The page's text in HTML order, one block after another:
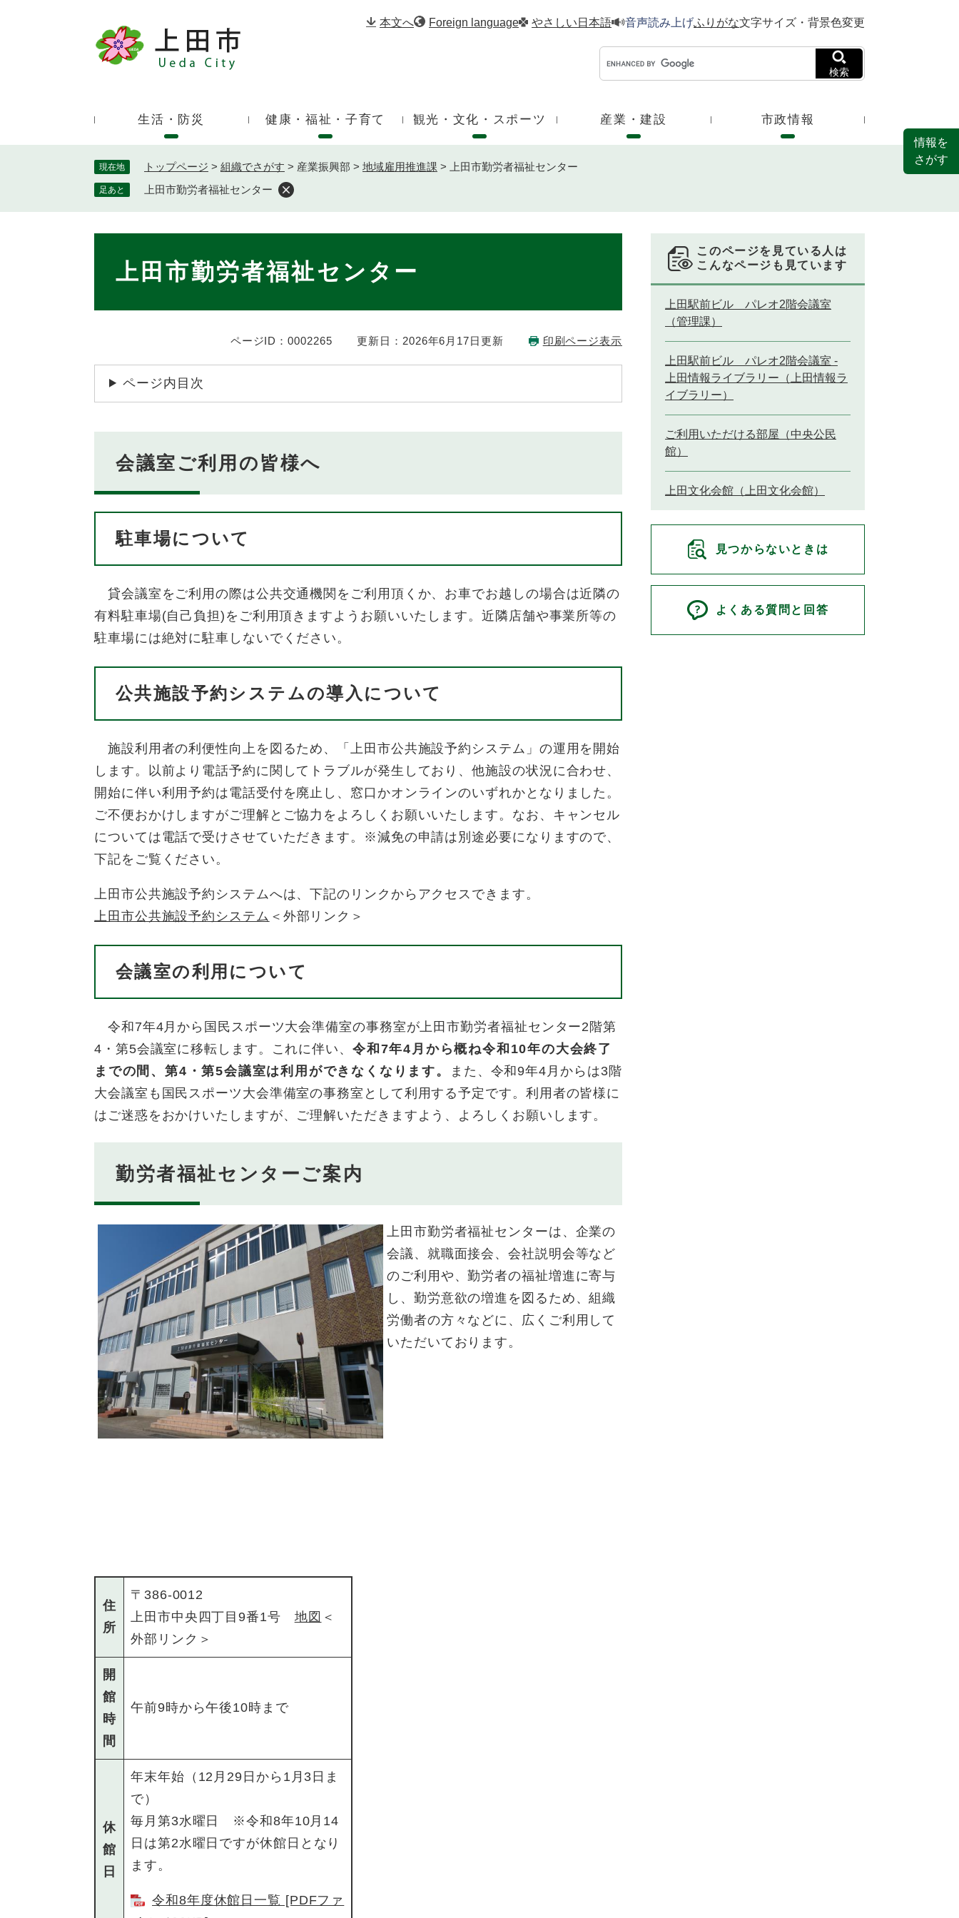
。
本文へ Foreign language やさしい日本語 音声読み上げふりがな文字サイズ・背景色変更
ド
検索
生活・防災 健康・福祉・子育て 観光・文化・スポーツ 産業・建設 市政情報
現在地 トップページ > 組織でさがす > 産業振興部 > 地域雇用推進課 > 上田市勤労者福祉センター
足あと 上田市勤労者福祉センター
上田市勤労者福祉センター
ページID：0002265 更新日：2026年6月17日更新 印刷ページ表示
ページ内目次
会議室ご利用の皆様へ
駐車場について
貸会議室をご利用の際は公共交通機関をご利用頂くか、お車でお越しの場合は近隣の
有料駐車場(自己負担)をご利用頂きますようお願いいたします。近隣店舗や事業所等の
駐車場には絶対に駐車しないでください。
公共施設予約システムの導入について
施設利用者の利便性向上を図るため、「上田市公共施設予約システム」の運用を開始
します。以前より電話予約に関してトラブルが発生しており、他施設の状況に合わせ、
開始に伴い利用予約は電話受付を廃止し、窓口かオンラインのいずれかとなりました。
ご不便おかけしますがご理解とご協力をよろしくお願いいたします。なお、キャンセル
については電話で受けさせていただきます。※減免の申請は別途必要になりますので、
下記をご覧ください。
上田市公共施設予約システムへは、下記のリンクからアクセスできます。
上田市公共施設予約システム ＜外部リンク＞
会議室の利用について
令和7年4月から国民スポーツ大会準備室の事務室が上田市勤労者福祉センター2階第
4・第5会議室に移転します。これに伴い、 令和7年4月から概ね令和10年の大会終了
までの間、第4・第5会議室は利用ができなくなります。
また、令和9年4月からは3階
大会議室も国民スポーツ大会準備室の事務室として利用する予定です。利用者の皆様に
はご迷惑をおかけいたしますが、ご理解いただきますよう、よろしくお願いします。
勤労者福祉センターご案内
上田市勤労者福祉センターは、企業の
会議、就職面接会、会社説明会等など
のご利用や、勤労者の福祉増進に寄与
し、勤労意欲の増進を図るため、組織
労働者の方々などに、広くご利用して
いただいております。
住
所
〒386-0012
上田市中央四丁目9番1号 地図 ＜
外部リンク＞
開
館
時
間
午前9時から午後10時まで
休
館
日
年末年始（12月29日から1月3日ま
で）
毎月第3水曜日 ※令和8年10月14
日は第2水曜日ですが休館日となり
ます。
令和8年度休館日一覧 [PDFファ
このページを見ている人は
こんなページも見ています
上田駅前ビル パレオ2階会議室
（管理課）
上田駅前ビル パレオ2階会議室 -
上田情報ライブラリー（上田情報ラ
イブラリー）
ご利用いただける部屋（中央公民
館）
上田文化会館（上田文化会館）
見つからないときは
よくある質問と回答
情報を
さがす